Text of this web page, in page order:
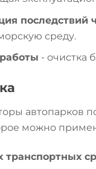
последствий
среду.
- очистка
автопарков
можно